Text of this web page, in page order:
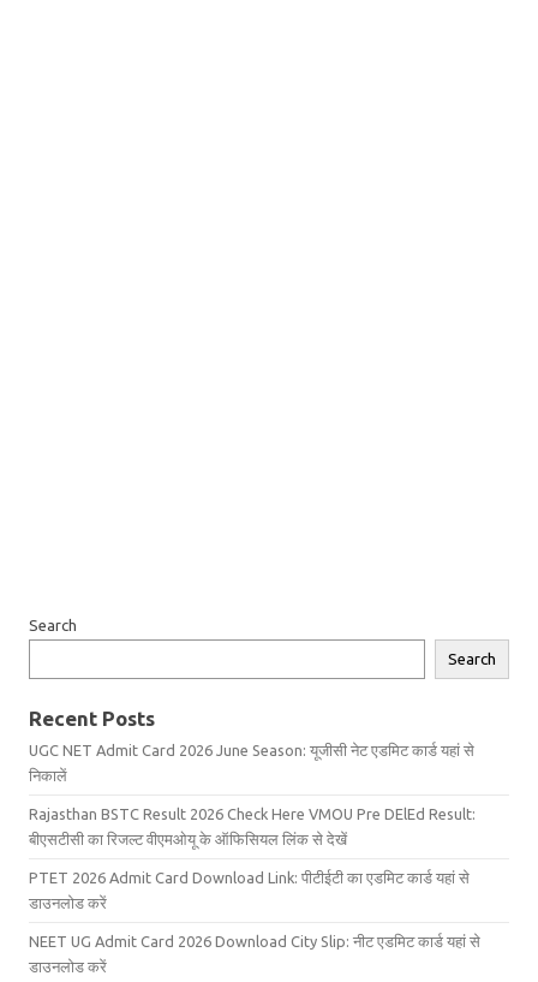
Search
Search
Recent Posts
UGC NET Admit Card 2026 June Season: यूजीसी नेट एडमिट कार्ड यहां से
निकालें
Rajasthan BSTC Result 2026 Check Here VMOU Pre DElEd Result:
बीएसटीसी का रिजल्ट वीएमओयू के ऑफिसियल लिंक से देखें
PTET 2026 Admit Card Download Link: पीटीईटी का एडमिट कार्ड यहां से
डाउनलोड करें
NEET UG Admit Card 2026 Download City Slip: नीट एडमिट कार्ड यहां से
डाउनलोड करें